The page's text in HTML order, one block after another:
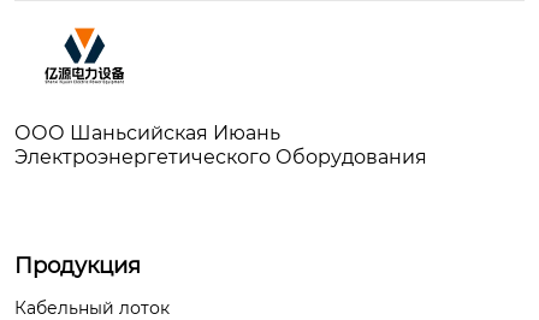
ООО Шаньсийская Июань
Электроэнергетического Оборудования
Продукция
Кабельный лоток